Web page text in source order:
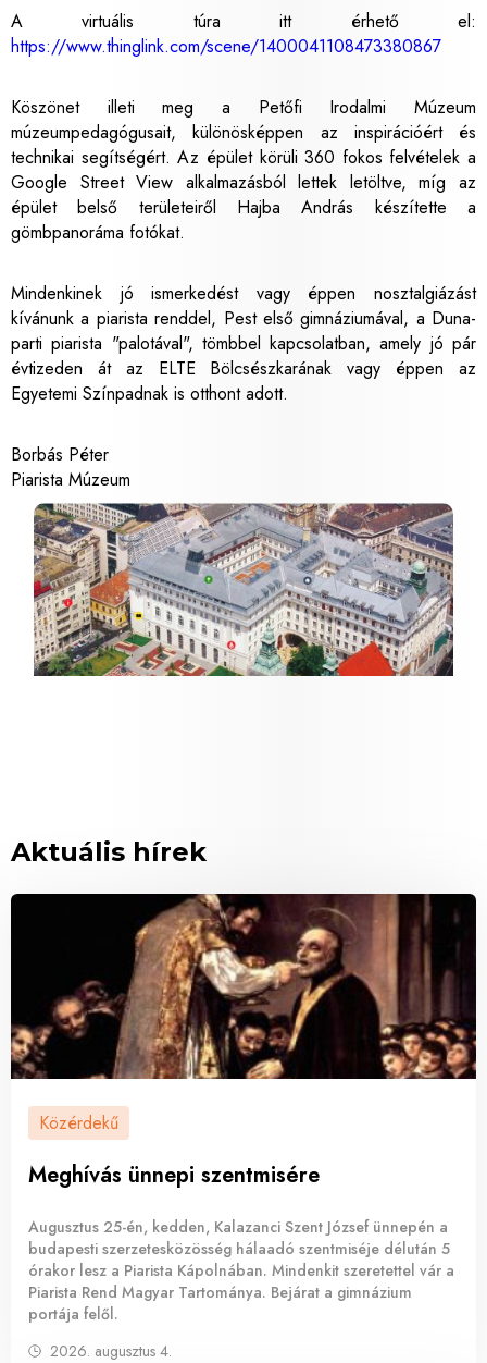
A virtuális túra itt érhető el:
https://www.thinglink.com/scene/1400041108473380867
Köszönet illeti meg a Petőfi Irodalmi Múzeum
múzeumpedagógusait, különösképpen az inspirációért és
technikai segítségért. Az épület körüli 360 fokos felvételek a
Google Street View alkalmazásból lettek letöltve, míg az
épület belső területeiről Hajba András készítette a
gömbpanoráma fotókat.
Mindenkinek jó ismerkedést vagy éppen nosztalgiázást
kívánunk a piarista renddel, Pest első gimnáziumával, a Duna-
parti piarista "palotával", tömbbel kapcsolatban, amely jó pár
évtizeden át az ELTE Bölcsészkarának vagy éppen az
Egyetemi Színpadnak is otthont adott.
Borbás Péter
Piarista Múzeum
Aktuális hírek
Közérdekű
Meghívás ünnepi szentmisére
Augusztus 25-én, kedden, Kalazanci Szent József ünnepén a
budapesti szerzetesközösség hálaadó szentmiséje délután 5
órakor lesz a Piarista Kápolnában. Mindenkit szeretettel vár a
Piarista Rend Magyar Tartománya. Bejárat a gimnázium
portája felől.
2026. augusztus 4.